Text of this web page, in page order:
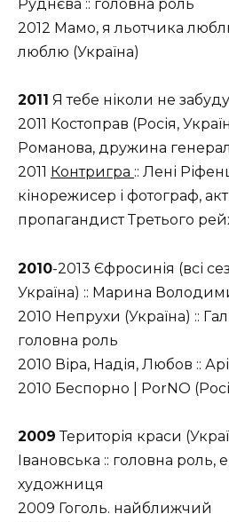
Руднєва :: головна роль
2012 Мамо, я льотчика
люблю (Україна)
2011 Я тебе ніколи не
2011 Костоправ (Росія,
Романова, дружина
2011 Контригра :: Лені
кінорежисер і фотограф,
пропагандист Третього
2010-2013 Єфросинія (всі
Україна) :: Марина
2010 Непрухи (Україна) ::
головна роль
2010 Віра, Надія, Любов ::
2010 Беспорно | PorNO
2009 Територія краси
Івановська :: головна роль,
художниця
2009 Гоголь. найближчий